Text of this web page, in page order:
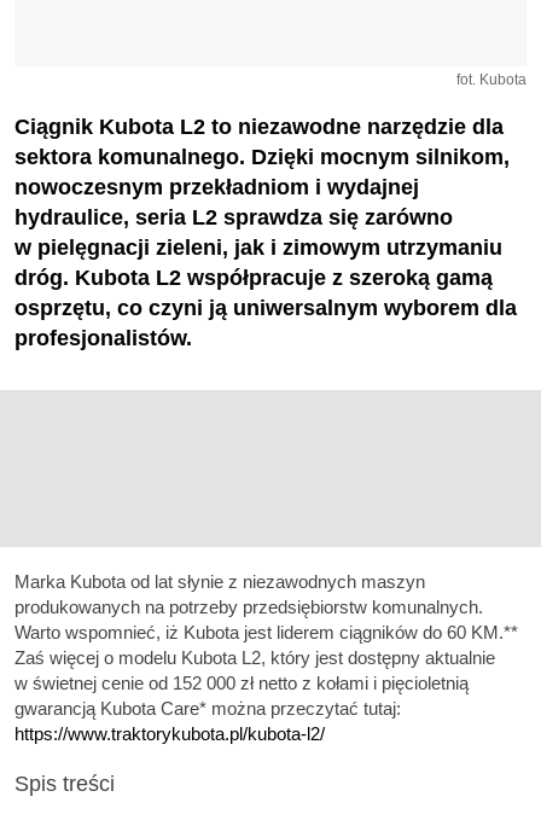
fot. Kubota
Ciągnik Kubota L2 to niezawodne narzędzie dla
sektora komunalnego. Dzięki mocnym silnikom,
nowoczesnym przekładniom i wydajnej
hydraulice, seria L2 sprawdza się zarówno
w pielęgnacji zieleni, jak i zimowym utrzymaniu
dróg. Kubota L2 współpracuje z szeroką gamą
osprzętu, co czyni ją uniwersalnym wyborem dla
profesjonalistów.
Marka Kubota od lat słynie z niezawodnych maszyn
produkowanych na potrzeby przedsiębiorstw komunalnych.
Warto wspomnieć, iż Kubota jest liderem ciągników do 60 KM.**
Zaś więcej o modelu Kubota L2, który jest dostępny aktualnie
w świetnej cenie od 152 000 zł netto z kołami i pięcioletnią
gwarancją Kubota Care* można przeczytać tutaj:
https://www.traktorykubota.pl/kubota-l2/
Spis treści